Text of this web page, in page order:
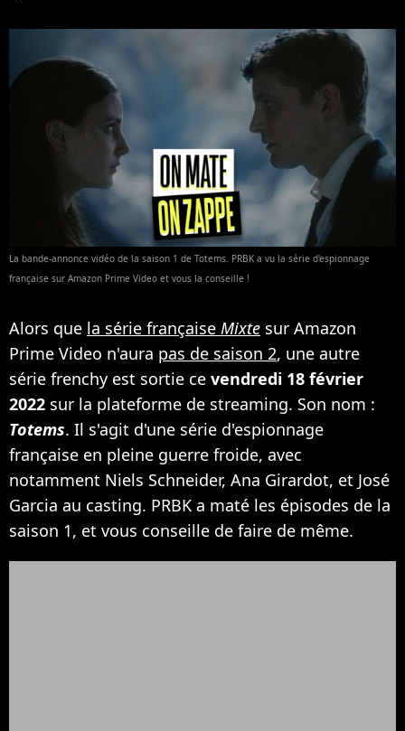
La bande-annonce vidéo de la saison 1 de Totems. PRBK a vu la série d'espionnage
française sur Amazon Prime Video et vous la conseille !
Alors que la série française Mixte sur Amazon
Prime Video n'aura pas de saison 2, une autre
série frenchy est sortie ce vendredi 18 février
2022 sur la plateforme de streaming. Son nom :
Totems. Il s'agit d'une série d'espionnage
française en pleine guerre froide, avec
notamment Niels Schneider, Ana Girardot, et José
Garcia au casting. PRBK a maté les épisodes de la
saison 1, et vous conseille de faire de même.